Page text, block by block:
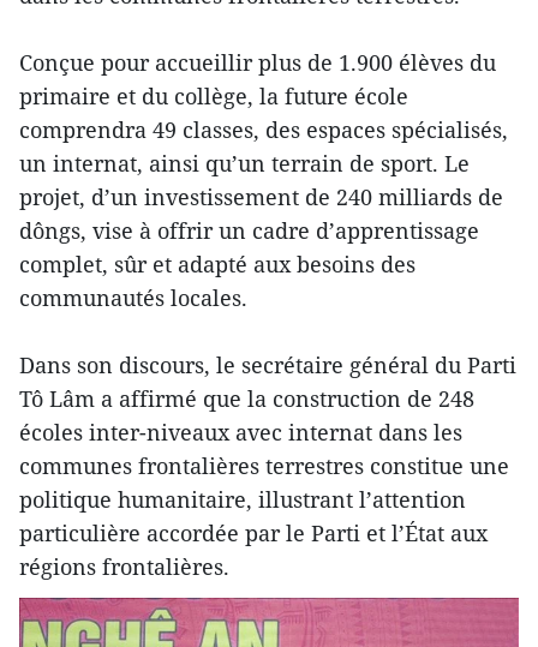
Conçue pour accueillir plus de 1.900 élèves du
primaire et du collège, la future école
comprendra 49 classes, des espaces spécialisés,
un internat, ainsi qu’un terrain de sport. Le
projet, d’un investissement de 240 milliards de
dôngs, vise à offrir un cadre d’apprentissage
complet, sûr et adapté aux besoins des
communautés locales.
Dans son discours, le secrétaire général du Parti
Tô Lâm a affirmé que la construction de 248
écoles inter-niveaux avec internat dans les
communes frontalières terrestres constitue une
politique humanitaire, illustrant l’attention
particulière accordée par le Parti et l’État aux
régions frontalières.